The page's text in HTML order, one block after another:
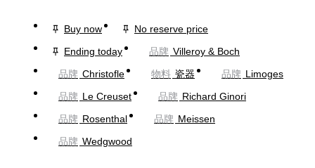
Buy now
No reserve price
Ending today
品牌 Villeroy & Boch
品牌 Christofle 物料 瓷器 品牌 Limoges
品牌 Le Creuset 品牌 Richard Ginori
品牌 Rosenthal 品牌 Meissen
品牌 Wedgwood